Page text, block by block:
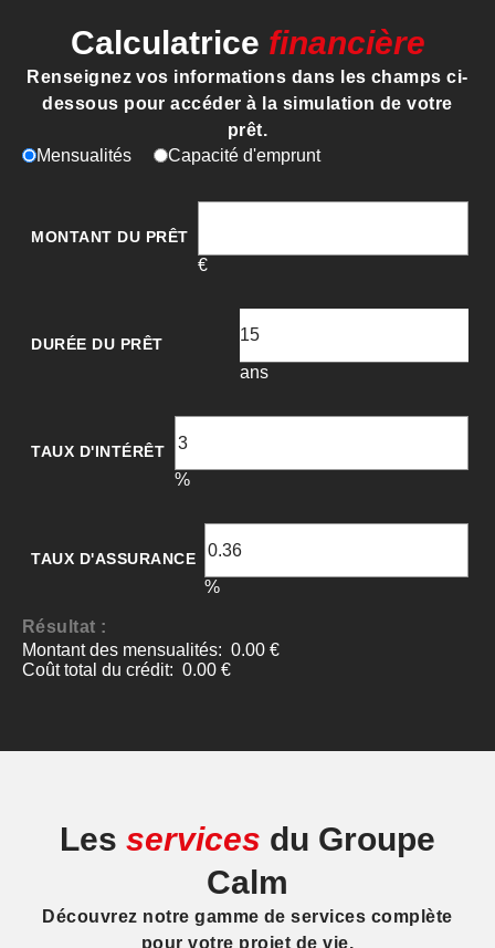
Calculatrice financière
Renseignez vos informations dans les champs ci-
dessous pour accéder à la simulation de votre
prêt.
Les services du Groupe
Calm
Découvrez notre gamme de services complète
pour votre projet de vie.